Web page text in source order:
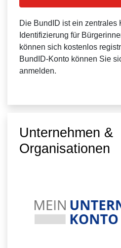
Die BundID ist ein zentrales
Identifizierung für
können sich kostenlos
BundID-Konto können Sie
anmelden.
Unternehmen &
Organisationen